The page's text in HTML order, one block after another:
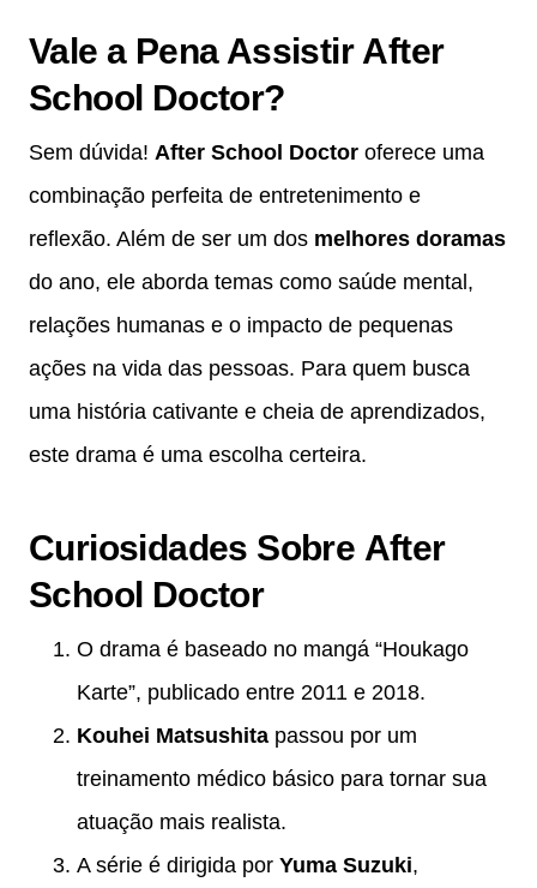
Vale a Pena Assistir After
School Doctor?
Sem dúvida! After School Doctor oferece uma
combinação perfeita de entretenimento e
reflexão. Além de ser um dos melhores doramas
do ano, ele aborda temas como saúde mental,
relações humanas e o impacto de pequenas
ações na vida das pessoas. Para quem busca
uma história cativante e cheia de aprendizados,
este drama é uma escolha certeira.
Curiosidades Sobre After
School Doctor
O drama é baseado no mangá “Houkago
Karte”, publicado entre 2011 e 2018.
Kouhei Matsushita passou por um
treinamento médico básico para tornar sua
atuação mais realista.
A série é dirigida por Yuma Suzuki,